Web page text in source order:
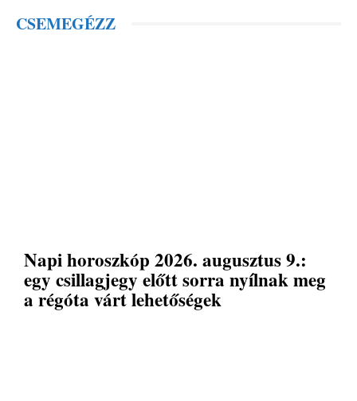
CSEMEGÉZZ
Napi horoszkóp 2026. augusztus 9.:
egy csillagjegy előtt sorra nyílnak meg
a régóta várt lehetőségek